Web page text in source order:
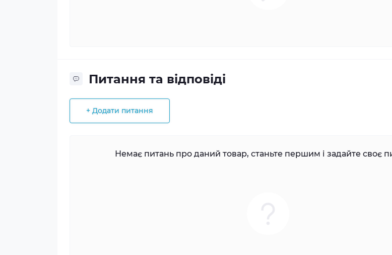
Питання та відповіді
+ Додати питання
Немає питань про даний товар, станьте першим і задайте своє